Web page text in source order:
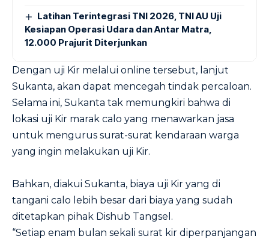
Latihan Terintegrasi TNI 2026, TNI AU Uji
Kesiapan Operasi Udara dan Antar Matra,
12.000 Prajurit Diterjunkan
Dengan uji Kir melalui online tersebut, lanjut
Sukanta, akan dapat mencegah tindak percaloan.
Selama ini, Sukanta tak memungkiri bahwa di
lokasi uji Kir marak calo yang menawarkan jasa
untuk mengurus surat-surat kendaraan warga
yang ingin melakukan uji Kir.
Bahkan, diakui Sukanta, biaya uji Kir yang di
tangani calo lebih besar dari biaya yang sudah
ditetapkan pihak Dishub Tangsel.
“Setiap enam bulan sekali surat kir diperpanjangan